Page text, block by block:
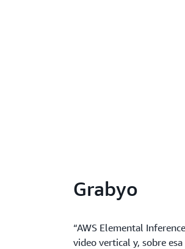
Grabyo
“AWS Elemental
video vertical y, sobre